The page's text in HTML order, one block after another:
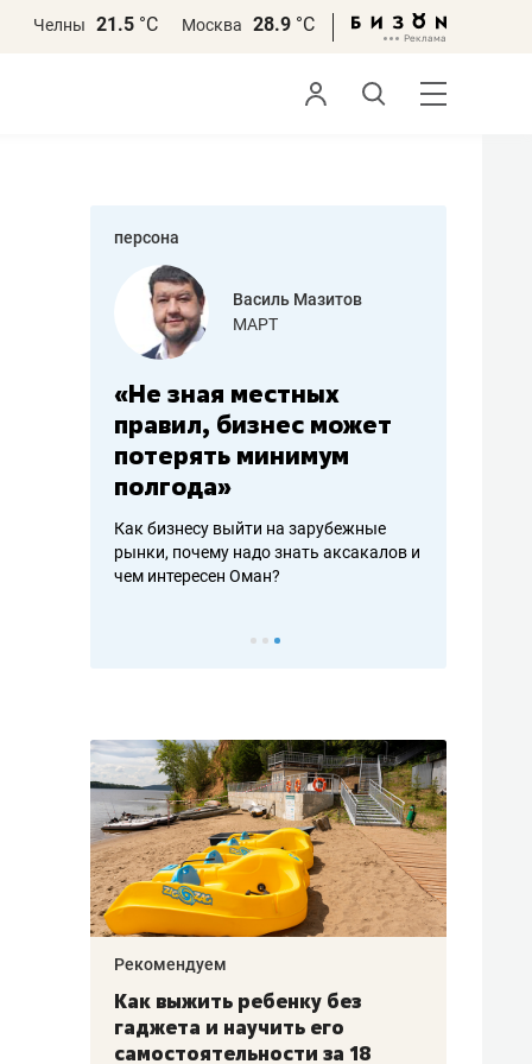
Челны 21.5 °С Москва 28.9 °С
персона
Василь Мазитов
МАРТ
«Не зная местных
правил, бизнес может
потерять минимум
полгода»
Как бизнесу выйти на зарубежные
рынки, почему надо знать аксакалов и
чем интересен Оман?
Рекомендуем
Как выжить ребенку без
гаджета и научить его
самостоятельности за 18